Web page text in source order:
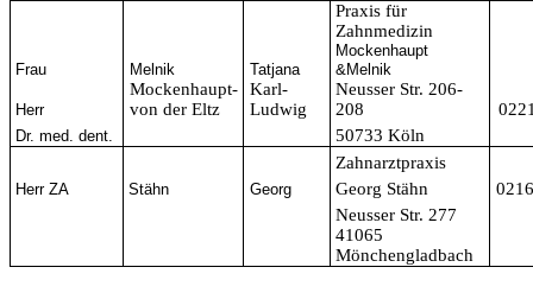
Praxis für
Zahnmedizin
Frau Melnik Tatjana
Mockenhaupt
&Melnik
Herr
Mockenhaupt-
von der Eltz
Karl-
Ludwig
Neusser Str. 206-
208
Dr. med. dent.
50733 Köln
Zahnarztpraxis
Herr ZA Stähn Georg Georg Stähn
Neusser Str. 277
41065
Mönchengladbach